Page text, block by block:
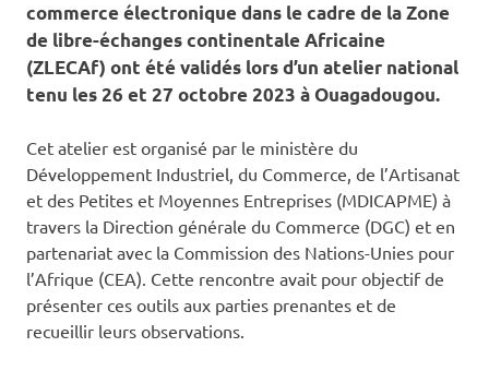
commerce électronique dans le cadre de la Zone
de libre-échanges continentale Africaine
(ZLECAf) ont été validés lors d’un atelier national
tenu les 26 et 27 octobre 2023 à Ouagadougou.
Cet atelier est organisé par le ministère du
Développement Industriel, du Commerce, de l’Artisanat
et des Petites et Moyennes Entreprises (MDICAPME) à
travers la Direction générale du Commerce (DGC) et en
partenariat avec la Commission des Nations-Unies pour
l’Afrique (CEA). Cette rencontre avait pour objectif de
présenter ces outils aux parties prenantes et de
recueillir leurs observations.